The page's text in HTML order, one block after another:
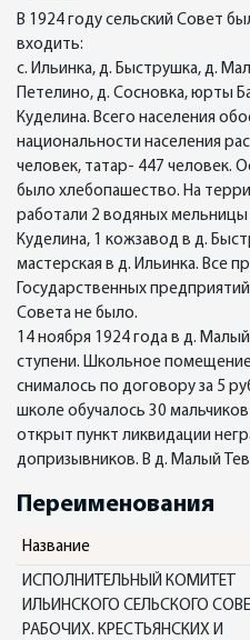
В 1924 году сельский Совет
входить:
с. Ильинка, д. Быструшка, д.
Петелино, д. Сосновка, юрты
Куделина. Всего населения
национальности населения
человек, татар- 447 человек.
было хлебопашество. На
работали 2 водяных мельницы
Куделина, 1 кожзавод в д.
мастерская в д. Ильинка. Все
Государственных
Совета не было.
14 ноября 1924 года в д.
ступени. Школьное
снималось по договору за 5
школе обучалось 30
открыт пункт ликвидации
допризывников. В д. Малый
Переименования
Название
ИСПОЛНИТЕЛЬНЫЙ КОМИТЕТ
ИЛЬИНСКОГО СЕЛЬСКОГО
РАБОЧИХ. КРЕСТЬЯНСКИХ И